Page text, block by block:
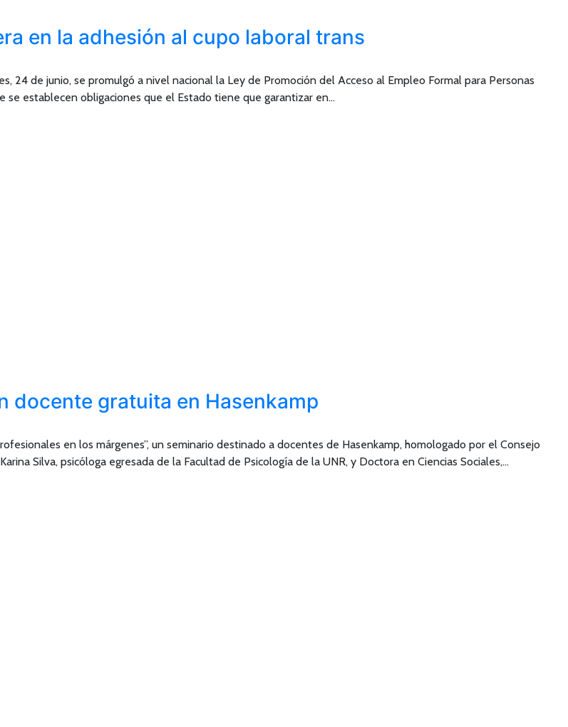
en la adhesión al cupo laboral trans
24 de junio, se promulgó a nivel nacional la Ley de Promoción del Acceso al Empleo Formal para Personas
se establecen obligaciones que el Estado tiene que garantizar en…
docente gratuita en Hasenkamp
en los márgenes”, un seminario destinado a docentes de Hasenkamp, homologado por el Consejo
Silva, psicóloga egresada de la Facultad de Psicología de la UNR, y Doctora en Ciencias Sociales,…